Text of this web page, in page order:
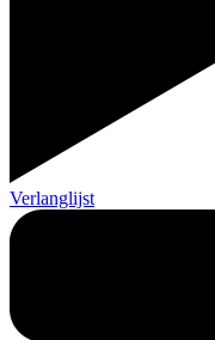
Verlanglijst